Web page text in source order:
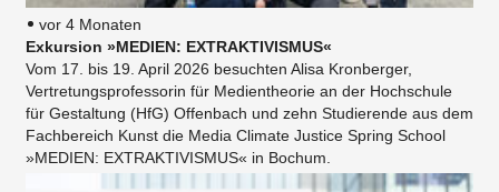
vor 4 Monaten
Exkursion »MEDIEN: EXTRAKTIVISMUS«
Vom 17. bis 19. April 2026 besuchten Alisa Kronberger,
Vertretungsprofessorin für Medientheorie an der Hochschule
für Gestaltung (HfG) Offenbach und zehn Studierende aus dem
Fachbereich Kunst die Media Climate Justice Spring School
»MEDIEN: EXTRAKTIVISMUS« in Bochum.